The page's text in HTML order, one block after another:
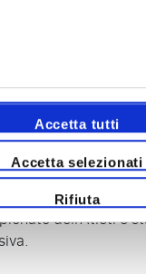
Accetta tutti
Accetta selezionati
Rifiuta
di sempre.
erano in palio
volta in un
Barcellona o
Dopo una
ai vertici del calcio
Liga in 18
del campionato
dell’Atleti è